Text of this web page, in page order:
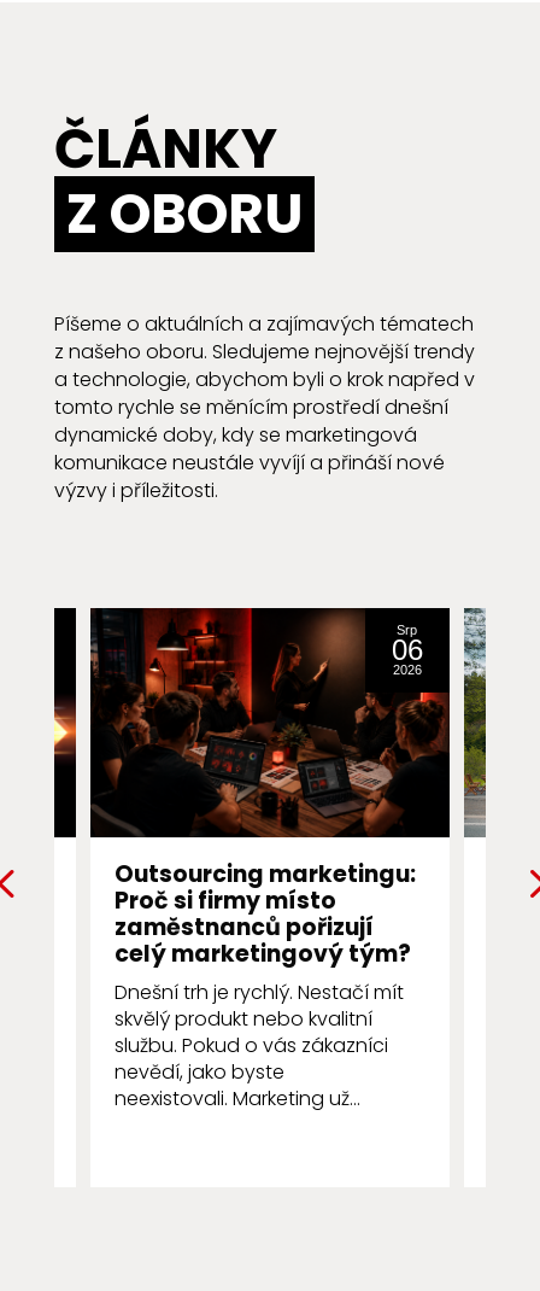
ČLÁNKY
Z OBORU
Píšeme o aktuálních a zajímavých tématech
z našeho oboru. Sledujeme nejnovější trendy
a technologie, abychom byli o krok napřed v
tomto rychle se měnícím prostředí dnešní
dynamické doby, kdy se marketingová
komunikace neustále vyvíjí a přináší nové
výzvy i příležitosti.
Srp
06
2026
Outsourcing marketingu:
Proč si firmy místo
zaměstnanců pořizují
celý marketingový tým?
Dnešní trh je rychlý. Nestačí mít
skvělý produkt nebo kvalitní
službu. Pokud o vás zákazníci
nevědí, jako byste
neexistovali. Marketing už...